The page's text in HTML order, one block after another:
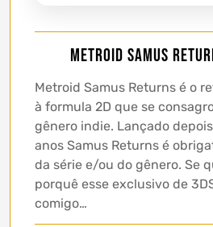
Metroid Samus
Metroid Samus Returns é o
à formula 2D que se
gênero indie. Lançado
anos Samus Returns é
da série e/ou do gênero. Se
porquê esse exclusivo de
comigo…